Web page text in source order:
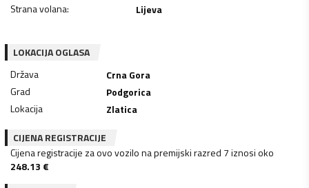
Strana volana: Lijeva
LOKACIJA OGLASA
Država
Crna Gora
Grad
Podgorica
Lokacija
Zlatica
CIJENA REGISTRACIJE
Cijena registracije za ovo vozilo na premijski razred 7 iznosi oko
248.13 €